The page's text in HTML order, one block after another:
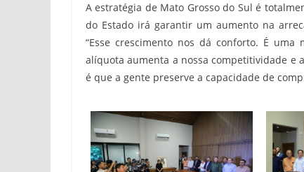
A estratégia de Mato Grosso do Sul é
do Estado irá garantir um aumento na
“Esse crescimento nos dá conforto. É
alíquota aumenta a nossa competitividade e
é que a gente preserve a capacidade de